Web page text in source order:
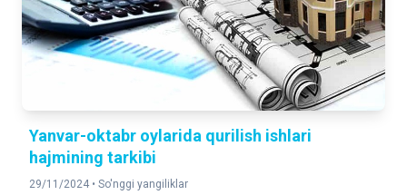
Yanvar-oktabr oylarida qurilish ishlari
hajmining tarkibi
29/11/2024 • So'nggi yangiliklar